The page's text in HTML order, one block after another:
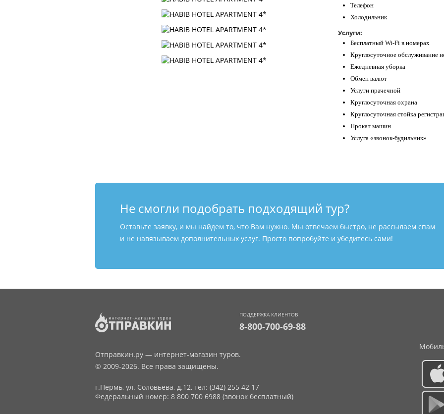
Телефон
Холодильник
Услуги:
Бесплатный Wi-Fi в номерах
Круглосуточное обслуживание
Ежедневная уборка
Обмен валют
Услуги прачечной
Круглосуточная охрана
Круглосуточная стойка
Прокат машин
Услуга «звонок-будильник»
Не смогли подобрать подходящий тур?
Оставьте заявку, и мы найдем то, что Вам нужно. Мы отвечаем быстро, не рассылаем спам
и не навязываем дополнительных услуг. Просто попробуйте и убедитесь сами!
ПОДДЕРЖКА КЛИЕНТОВ
8-800-700-69-88
Отправкин.ру — интернет-магазин туров.
© 2009-2026. Все права защищены.
г.Пермь, ул. Соловьева, д.12, тел: (342) 255 42 17
Федеральный номер: 8 800 700 6988 (звонок бесплатный)